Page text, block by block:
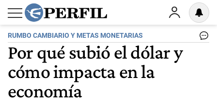
RUMBO CAMBIARIO Y METAS MONETARIAS
Por qué subió el dólar y
cómo impacta en la
economía